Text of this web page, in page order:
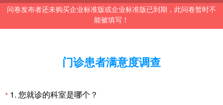
问卷发布者还未购买企业标准版或企业标准版已到期，此问卷暂时不
能被填写！
门诊患者满意度调查
* 1. 您就诊的科室是哪个？